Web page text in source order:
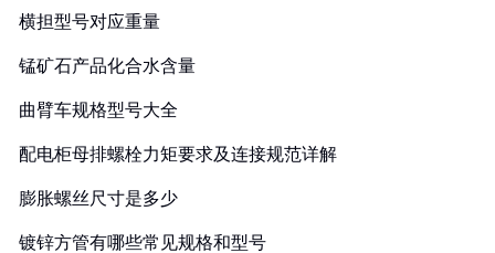
横担型号对应重量
锰矿石产品化合水含量
曲臂车规格型号大全
配电柜母排螺栓力矩要求及连接规范详解
膨胀螺丝尺寸是多少
镀锌方管有哪些常见规格和型号